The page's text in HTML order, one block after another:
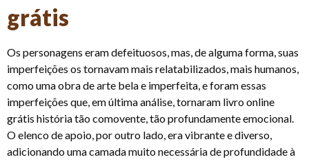
grátis
Os personagens eram defeituosos, mas, de alguma forma, suas
imperfeições os tornavam mais relatabilizados, mais humanos,
como uma obra de arte bela e imperfeita, e foram essas
imperfeições que, em última análise, tornaram livro online
grátis história tão comovente, tão profundamente emocional.
O elenco de apoio, por outro lado, era vibrante e diverso,
adicionando uma camada muito necessária de profundidade à